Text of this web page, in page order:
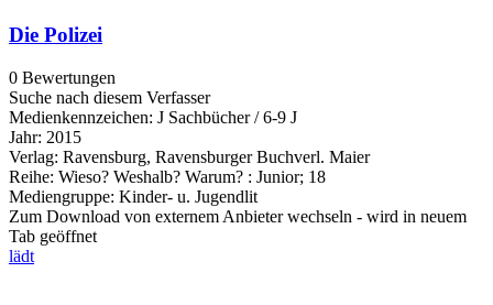
Die Polizei
0 Bewertungen
Suche nach diesem Verfasser
Medienkennzeichen: J Sachbücher / 6-9 J
Jahr: 2015
Verlag: Ravensburg, Ravensburger Buchverl. Maier
Reihe: Wieso? Weshalb? Warum? : Junior; 18
Mediengruppe: Kinder- u. Jugendlit
Zum Download von externem Anbieter wechseln - wird in neuem
Tab geöffnet
lädt